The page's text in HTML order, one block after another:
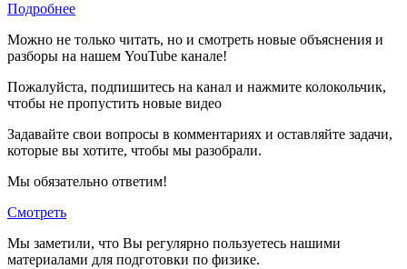
Подробнее
Можно не только читать, но и смотреть новые объяснения и
разборы на нашем YouTube канале!
Пожалуйста, подпишитесь на канал и нажмите колокольчик,
чтобы не пропустить новые видео
Задавайте свои вопросы в комментариях и оставляйте задачи,
которые вы хотите, чтобы мы разобрали.
Мы обязательно ответим!
Смотреть
Мы заметили, что Вы регулярно пользуетесь нашими
материалами для подготовки по физике.